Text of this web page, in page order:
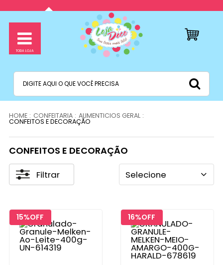
CONFEITARIA ALIMENTICIOS GERAL
CONFEITOS E DECORAÇÃO
CONFEITOS E DECORAÇÃO
Filtrar Selecione
15% 16%